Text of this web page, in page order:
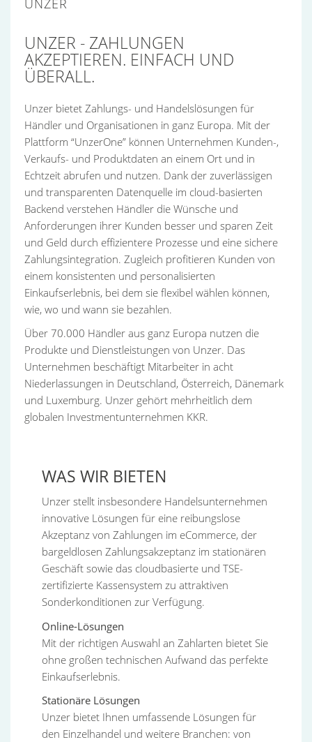
UNZER
UNZER - ZAHLUNGEN
AKZEPTIEREN. EINFACH UND
ÜBERALL.
Unzer bietet Zahlungs- und Handelslösungen für
Händler und Organisationen in ganz Europa. Mit der
Plattform “UnzerOne” können Unternehmen Kunden-,
Verkaufs- und Produktdaten an einem Ort und in
Echtzeit abrufen und nutzen. Dank der zuverlässigen
und transparenten Datenquelle im cloud-basierten
Backend verstehen Händler die Wünsche und
Anforderungen ihrer Kunden besser und sparen Zeit
und Geld durch effizientere Prozesse und eine sichere
Zahlungsintegration. Zugleich profitieren Kunden von
einem konsistenten und personalisierten
Einkaufserlebnis, bei dem sie flexibel wählen können,
wie, wo und wann sie bezahlen.
Über 70.000 Händler aus ganz Europa nutzen die
Produkte und Dienstleistungen von Unzer. Das
Unternehmen beschäftigt Mitarbeiter in acht
Niederlassungen in Deutschland, Österreich, Dänemark
und Luxemburg. Unzer gehört mehrheitlich dem
globalen Investmentunternehmen KKR.
WAS WIR BIETEN
Unzer stellt insbesondere Handelsunternehmen
innovative Lösungen für eine reibungslose
Akzeptanz von Zahlungen im eCommerce, der
bargeldlosen Zahlungsakzeptanz im stationären
Geschäft sowie das cloudbasierte und TSE-
zertifizierte Kassensystem zu attraktiven
Sonderkonditionen zur Verfügung.
Online-Lösungen
Mit der richtigen Auswahl an Zahlarten bietet Sie
ohne großen technischen Aufwand das perfekte
Einkaufserlebnis.
Stationäre Lösungen
Unzer bietet Ihnen umfassende Lösungen für
den Einzelhandel und weitere Branchen: von